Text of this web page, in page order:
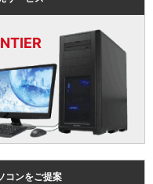
コンをご提案